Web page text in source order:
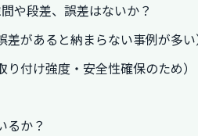
や段差、誤差はないか？
があると納まらない事例が多い
付け強度・安全性確保のため）
るか？